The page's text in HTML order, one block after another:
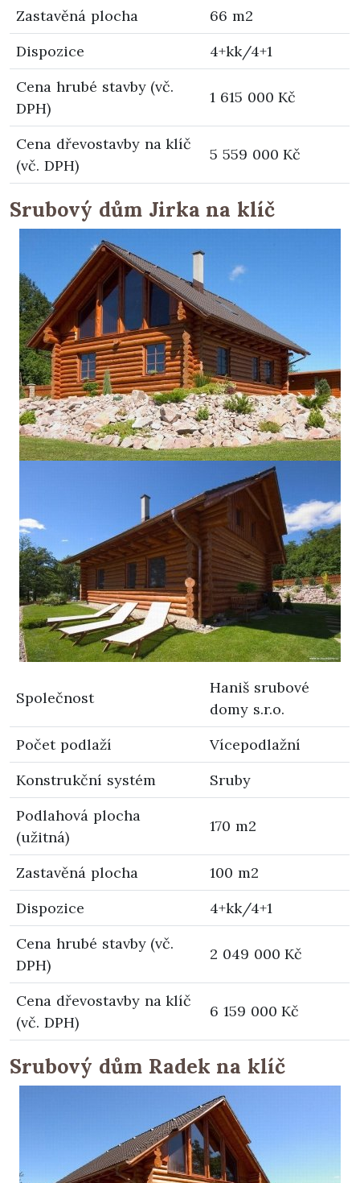
Zastavěná plocha
66 m2
Dispozice
4+kk/4+1
Cena hrubé stavby (vč.
DPH)
1 615 000 Kč
Cena dřevostavby na klíč
(vč. DPH)
5 559 000 Kč
Srubový dům Jirka na klíč
Společnost
Haniš srubové
domy s.r.o.
Počet podlaží
Vícepodlažní
Konstrukční systém
Sruby
Podlahová plocha
(užitná)
170 m2
Zastavěná plocha
100 m2
Dispozice
4+kk/4+1
Cena hrubé stavby (vč.
DPH)
2 049 000 Kč
Cena dřevostavby na klíč
(vč. DPH)
6 159 000 Kč
Srubový dům Radek na klíč